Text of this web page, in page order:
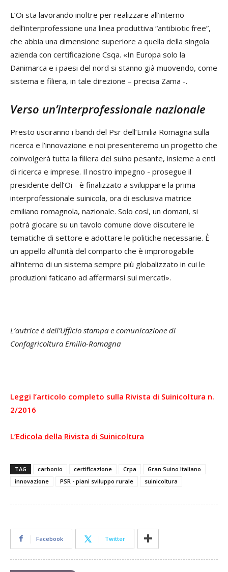
L’Oi sta lavorando inoltre per realizzare all’interno
dell’interprofessione una linea produttiva “antibiotic free”,
che abbia una dimensione superiore a quella della singola
azienda con certificazione Csqa. «In Europa solo la
Danimarca e i paesi del nord si stanno già muovendo, come
sistema e filiera, in tale direzione – precisa Zama -.
Verso un’interprofessionale nazionale
Presto usciranno i bandi del Psr dell’Emilia Romagna sulla
ricerca e l’innovazione e noi presenteremo un progetto che
coinvolgerà tutta la filiera del suino pesante, insieme a enti
di ricerca e imprese. Il nostro impegno - prosegue il
presidente dell’Oi - è finalizzato a sviluppare la prima
interprofessionale suinicola, ora di esclusiva matrice
emiliano romagnola, nazionale. Solo così, un domani, si
potrà giocare su un tavolo comune dove discutere le
tematiche di settore e adottare le politiche necessarie. È
un appello all’unità del comparto che è improrogabile
all’interno di un sistema sempre più globalizzato in cui le
produzioni faticano ad affermarsi sui mercati».
L’autrice è dell’Ufficio stampa e comunicazione di
Confagricoltura Emilia-Romagna
Leggi l’articolo completo sulla Rivista di Suinicoltura n.
2/2016
L’Edicola della Rivista di Suinicoltura
TAG carbonio certificazione Crpa
Gran Suino Italiano
innovazione
PSR - piani sviluppo rurale suinicoltura
Facebook Twitter